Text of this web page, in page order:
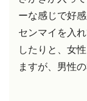
ーな感じで好
センマイを入
したりと、女
ますが、男性